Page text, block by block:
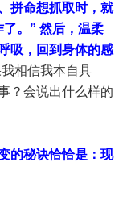
拼命想抓取时，就
。” 然后，温柔
吸，回到身体的感
相信我本自具
？会说出什么样的
的秘诀恰恰是：现